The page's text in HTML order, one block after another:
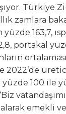
Türkiye
zamlara
yüzde 163,7,
portakal
2022’de
100 ile
alarak emekli